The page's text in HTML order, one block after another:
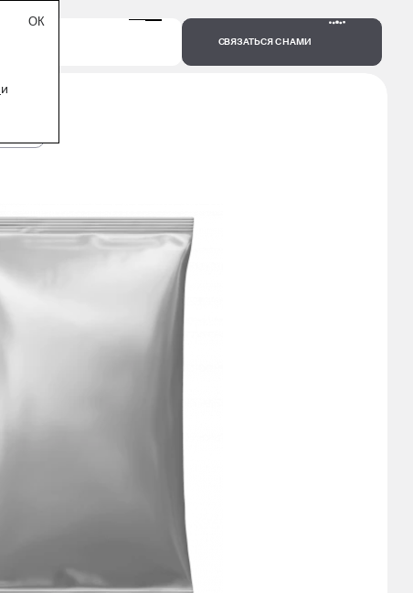
СВЯЗАТЬСЯ С НАМИ
и